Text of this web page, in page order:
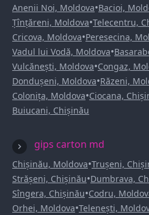
Anenii Noi, Moldova•Bacioi,
Țînțăreni, Moldova•Telecentru,
Cricova, Moldova•Peresecina,
Vadul lui Vodă, Moldova•
Vulcănești, Moldova•Congaz,
Dondușeni, Moldova•Răzeni,
Colonița, Moldova•Ciocana,
Buiucani, Chișinău
gips carton md
Chișinău, Moldova•Trușeni,
Strășeni, Chișinău•Dumbrava,
Sîngera, Chișinău•Codru,
Orhei, Moldova•Telenești,